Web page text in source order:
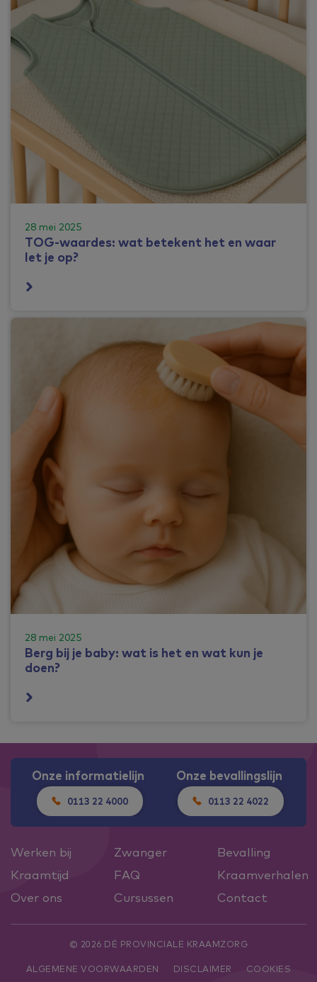
28 mei 2025
TOG-waardes: wat betekent het en waar
let je op?
28 mei 2025
Berg bij je baby: wat is het en wat kun je
doen?
Onze informatielijn
0113 22 4000
Onze bevallingslijn
0113 22 4022
Werken bij Zwanger
Bevalling
Kraamtijd
FAQ
Kraamverhalen
Over ons
Cursussen Contact
© 2026 DÉ PROVINCIALE KRAAMZORG
ALGEMENE VOORWAARDEN DISCLAIMER COOKIES